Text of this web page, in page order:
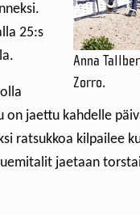
Anna
Zorro.
25:s
on jaettu kahdelle
ratsukkoa kilpailee
jaetaan